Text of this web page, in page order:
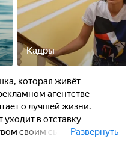
Кадры
которая живёт
агентстве
о лучшей жизни.
уходит в отставку
своим сыновьямРазвернуть